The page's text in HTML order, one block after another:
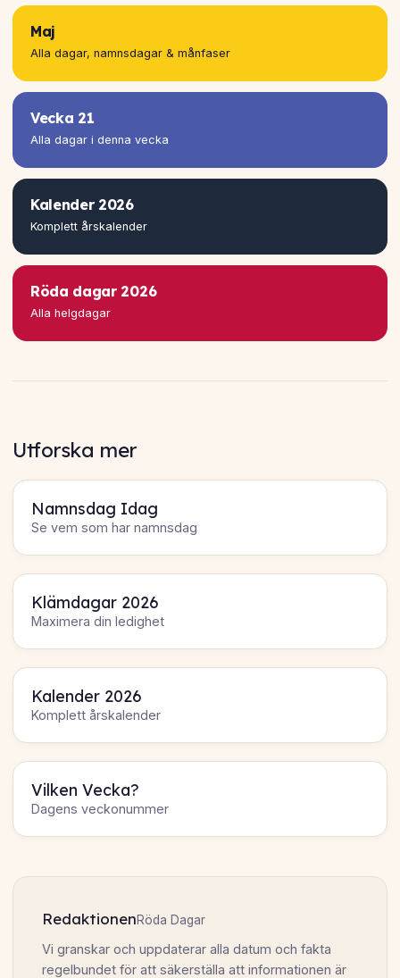
Maj
Alla dagar, namnsdagar & månfaser
Vecka 21
Alla dagar i denna vecka
Kalender 2026
Komplett årskalender
Röda dagar 2026
Alla helgdagar
Utforska mer
Namnsdag Idag
Se vem som har namnsdag
Klämdagar 2026
Maximera din ledighet
Kalender 2026
Komplett årskalender
Vilken Vecka?
Dagens veckonummer
RedaktionenRöda Dagar
Vi granskar och uppdaterar alla datum och fakta
regelbundet för att säkerställa att informationen är